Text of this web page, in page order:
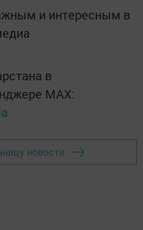
и интересным в
в
MАХ:
новости